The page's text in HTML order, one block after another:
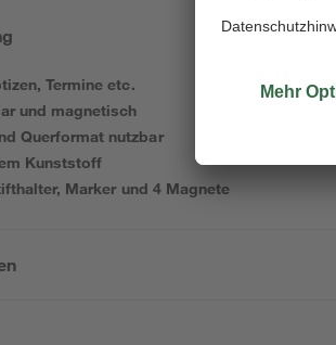
Termine etc.
und magnetisch
Querformat nutzbar
Kunststoff
Marker und 4 Magnete